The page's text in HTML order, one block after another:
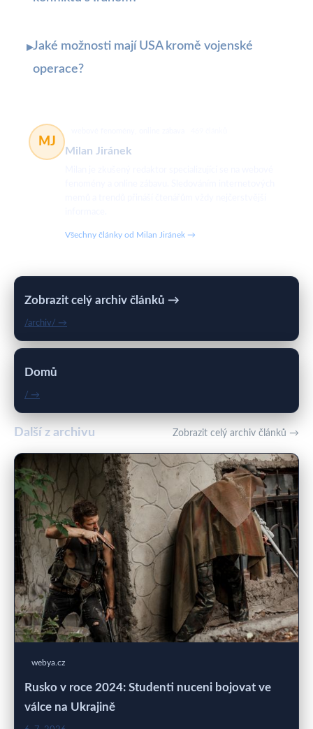
▸Jaké možnosti mají USA kromě vojenské
operace?
MJ
Milan Jiránek
Všechny články od Milan Jiránek →
Zobrazit celý archiv článků →
/archiv/ →
Domů
/ →
Další z archivu Zobrazit celý archiv článků →
webya.cz
Rusko v roce 2024: Studenti nuceni bojovat ve
válce na Ukrajině